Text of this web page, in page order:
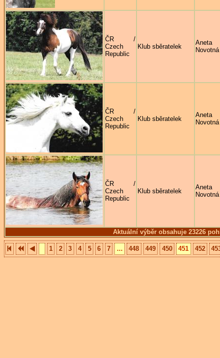
Aktuální výběr obsahuje 23226
ČR /
Czech
Republic
Klub sběratelek
Aneta
Novotná
ČR /
Czech
Republic
Klub sběratelek
Aneta
Novotná
ČR /
Czech
Republic
Klub sběratelek
Aneta
Novotná
1 2 3 4 5 6 7 ... 448 449 450 451 452